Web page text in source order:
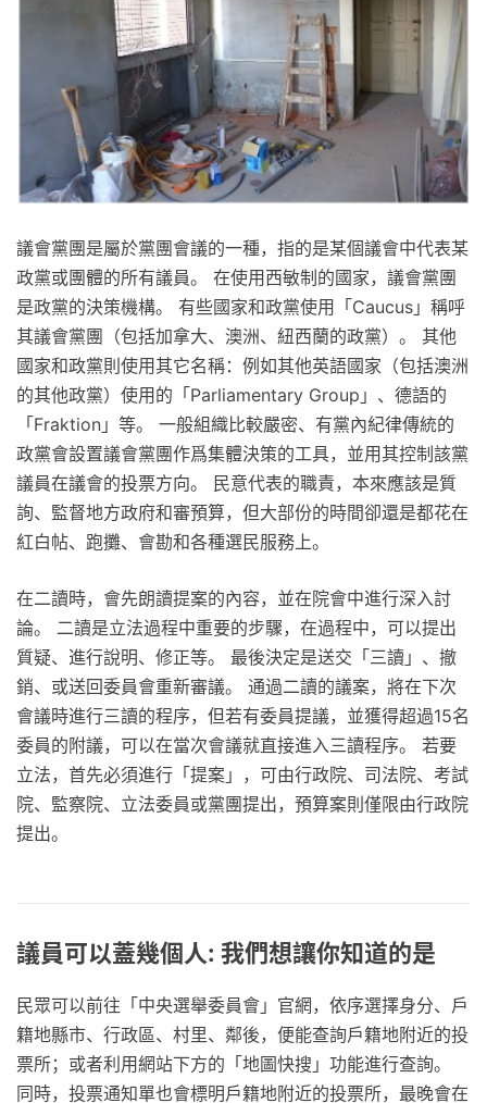
議會黨團是屬於黨團會議的一種，指的是某個議會中代表某
政黨或團體的所有議員。 在使用西敏制的國家，議會黨團
是政黨的決策機構。 有些國家和政黨使用「Caucus」稱呼
其議會黨團（包括加拿大、澳洲、紐西蘭的政黨）。 其他
國家和政黨則使用其它名稱：例如其他英語國家（包括澳洲
的其他政黨）使用的「Parliamentary Group」、德語的
「Fraktion」等。 一般組織比較嚴密、有黨內紀律傳統的
政黨會設置議會黨團作爲集體決策的工具，並用其控制該黨
議員在議會的投票方向。 民意代表的職責，本來應該是質
詢、監督地方政府和審預算，但大部份的時間卻還是都花在
紅白帖、跑攤、會勘和各種選民服務上。
在二讀時，會先朗讀提案的內容，並在院會中進行深入討
論。 二讀是立法過程中重要的步驟，在過程中，可以提出
質疑、進行說明、修正等。 最後決定是送交「三讀」、撤
銷、或送回委員會重新審議。 通過二讀的議案，將在下次
會議時進行三讀的程序，但若有委員提議，並獲得超過15名
委員的附議，可以在當次會議就直接進入三讀程序。 若要
立法，首先必須進行「提案」，可由行政院、司法院、考試
院、監察院、立法委員或黨團提出，預算案則僅限由行政院
提出。
議員可以蓋幾個人: 我們想讓你知道的是
民眾可以前往「中央選舉委員會」官網，依序選擇身分、戶
籍地縣市、行政區、村里、鄰後，便能查詢戶籍地附近的投
票所；或者利用網站下方的「地圖快搜」功能進行查詢。
同時，投票通知單也會標明戶籍地附近的投票所，最晚會在